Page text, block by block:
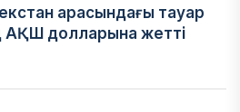
арасындағы тауар
долларына жетті